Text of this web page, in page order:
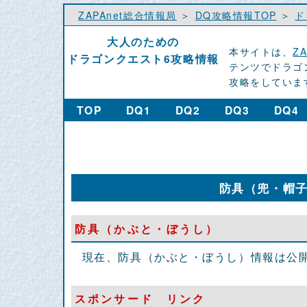
ZAPAnet総合情報局 ＞ DQ攻略情報TOP ＞
大人のための
ドラゴンクエスト6攻略情報
本サイトは、
テンツでドラ
攻略をしていま
TOP DQ1 DQ2 DQ3 DQ4
防具（兜・帽
防具（かぶと・ぼうし）
現在、防具（かぶと・ぼうし）情報は公
スポンサード リンク